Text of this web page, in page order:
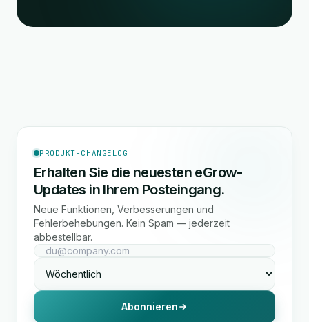
PRODUKT-CHANGELOG
Erhalten Sie die neuesten eGrow-
Updates in Ihrem Posteingang.
Neue Funktionen, Verbesserungen und
Fehlerbehebungen. Kein Spam — jederzeit
abbestellbar.
Abonnieren